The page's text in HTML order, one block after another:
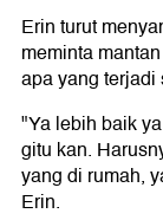
Erin turut
meminta
apa yang
"Ya lebih baik
gitu kan.
yang di rumah,
Erin.